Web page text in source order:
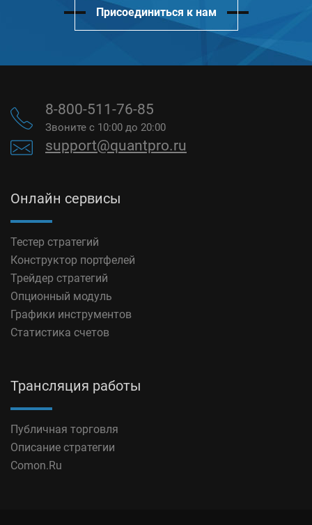
Присоединиться к нам
8-800-511-76-85
Звоните с 10:00 до 20:00
support@quantpro.ru
Онлайн сервисы
Тестер стратегий
Конструктор портфелей
Трейдер стратегий
Опционный модуль
Графики инструментов
Статистика счетов
Трансляция работы
Публичная торговля
Описание стратегии
Comon.Ru